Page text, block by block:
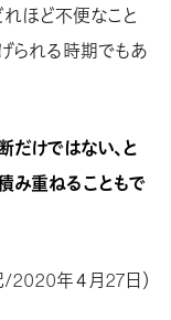
れほど不便なこと
られる時期でもあ
けではない、と
み重ねることもで
/2020年４月27日）